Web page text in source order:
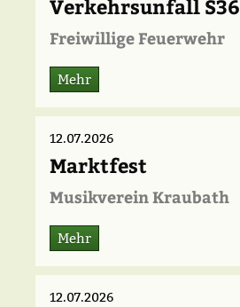
Verkehrsunfall S36
Freiwillige Feuerwehr
Mehr
12.07.2026
Marktfest
Musikverein Kraubath
Mehr
12.07.2026